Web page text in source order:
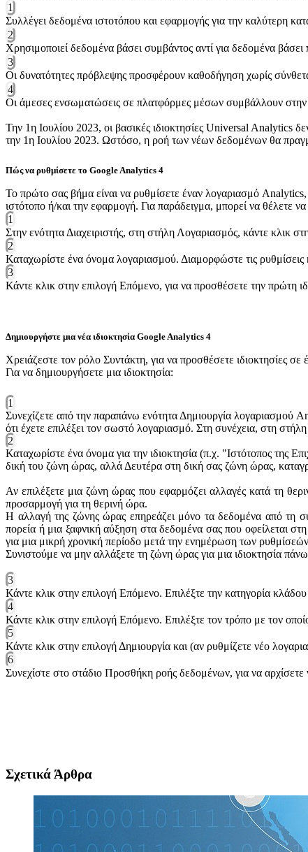
1
Συλλέγει δεδομένα ιστοτόπου και εφαρμογής για την καλύτερη
2
Χρησιμοποιεί δεδομένα βάσει συμβάντος αντί για δεδομένα
3
Οι δυνατότητες πρόβλεψης προσφέρουν καθοδήγηση χωρίς
4
Οι άμεσες ενσωματώσεις σε πλατφόρμες μέσων συμβάλλουν
Την 1η Ιουλίου 2023, οι βασικές ιδιοκτησίες Universal Analytics
την 1η Ιουλίου 2023. Ωστόσο, η ροή των νέων δεδομένων θα
Πώς να ρυθμίσετε το Google Analytics 4
Το πρώτο σας βήμα είναι να ρυθμίσετε έναν λογαριασμό Analytics,
ιστότοπο ή/και την εφαρμογή. Για παράδειγμα, μπορεί να θέλετε
1
Στην ενότητα Διαχειριστής, στη στήλη Λογαριασμός, κάντε κλικ
2
Καταχωρίστε ένα όνομα λογαριασμού. Διαμορφώστε τις
3
Κάντε κλικ στην επιλογή Επόμενο, για να προσθέσετε την πρώτη
Δημιουργήστε μια νέα ιδιοκτησία Google Analytics 4
Χρειάζεστε τον ρόλο Συντάκτη, για να προσθέσετε ιδιοκτησίες
Για να δημιουργήσετε μια ιδιοκτησία:
1
Συνεχίζετε από την παραπάνω ενότητα Δημιουργία λογαριασμού
ότι έχετε επιλέξει τον σωστό λογαριασμό. Στη συνέχεια, στη
2
Καταχωρίστε ένα όνομα για την ιδιοκτησία (π.χ. "Ιστότοπος της
δική του ζώνη ώρας, αλλά Δευτέρα στη δική σας ζώνη ώρας,
Αν επιλέξετε μια ζώνη ώρας που εφαρμόζει αλλαγές κατά τη
προσαρμογή για τη θερινή ώρα.
Η αλλαγή της ζώνης ώρας επηρεάζει μόνο τα δεδομένα από τη
πορεία ή μια ξαφνική αύξηση στα δεδομένα σας που οφείλεται
για μια μικρή χρονική περίοδο μετά την ενημέρωση των
Συνιστούμε να μην αλλάξετε τη ζώνη ώρας για μια ιδιοκτησία
3
Κάντε κλικ στην επιλογή Επόμενο. Επιλέξτε την κατηγορία κλάδου
4
Κάντε κλικ στην επιλογή Επόμενο. Επιλέξτε τον τρόπο με τον
5
Κάντε κλικ στην επιλογή Δημιουργία και (αν ρυθμίζετε νέο
6
Συνεχίστε στο στάδιο Προσθήκη ροής δεδομένων, για να
Σχετικά Άρθρα